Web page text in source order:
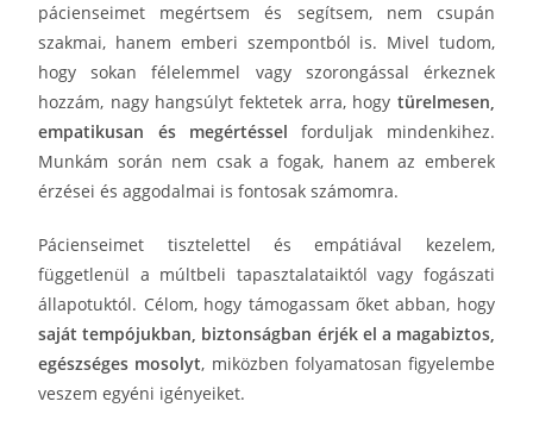
pácienseimet megértsem és segítsem, nem csupán
szakmai, hanem emberi szempontból is. Mivel tudom,
hogy sokan félelemmel vagy szorongással érkeznek
hozzám, nagy hangsúlyt fektetek arra, hogy türelmesen,
empatikusan és megértéssel forduljak mindenkihez.
Munkám során nem csak a fogak, hanem az emberek
érzései és aggodalmai is fontosak számomra.
Pácienseimet tisztelettel és empátiával kezelem,
függetlenül a múltbeli tapasztalataiktól vagy fogászati
állapotuktól. Célom, hogy támogassam őket abban, hogy
saját tempójukban, biztonságban érjék el a magabiztos,
egészséges mosolyt, miközben folyamatosan figyelembe
veszem egyéni igényeiket.